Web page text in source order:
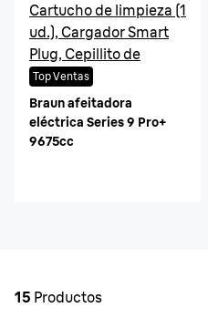
Cartucho de limpieza (1
ud.), Cargador Smart
Plug, Cepillito de
limpieza
Top Ventas
Braun afeitadora
eléctrica Series 9 Pro+
9675cc
15 Productos